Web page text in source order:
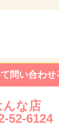
問い合わせ
んな店
52-6124